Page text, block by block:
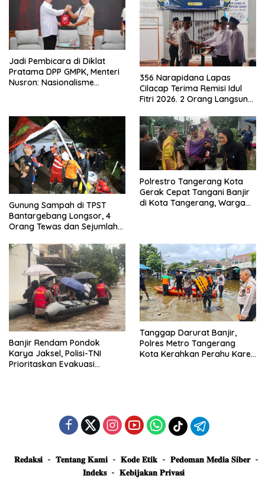
Jadi Pembicara di Diklat
Pratama DPP GMPK, Menteri
Nusron: Nasionalisme
356 Narapidana Lapas
Cilacap Terima Remisi Idul
Fitri 2026. 2 Orang Langsung
Gunung Sampah di TPST
Bantargebang Longsor, 4
Orang Tewas dan Sejumlah
Polrestro Tangerang Kota
Gerak Cepat Tangani Banjir
di Kota Tangerang, Warga
Banjir Rendam Pondok
Karya Jaksel, Polisi-TNI
Prioritaskan Evakuasi
Tanggap Darurat Banjir,
Polres Metro Tangerang
Kota Kerahkan Perahu Karet
𝐑𝐞𝐝𝐚𝐤𝐬𝐢 𝐓𝐞𝐧𝐭𝐚𝐧𝐠 𝐊𝐚𝐦𝐢 𝐊𝐨𝐝𝐞 𝐄𝐭𝐢𝐤
𝐏𝐞𝐝𝐨𝐦𝐚𝐧 𝐌𝐞𝐝𝐢𝐚 𝐒𝐢𝐛𝐞𝐫
𝐈𝐧𝐝𝐞𝐤𝐬
𝐊𝐞𝐛𝐢𝐣𝐚𝐤𝐚𝐧 𝐏𝐫𝐢𝐯𝐚𝐬𝐢